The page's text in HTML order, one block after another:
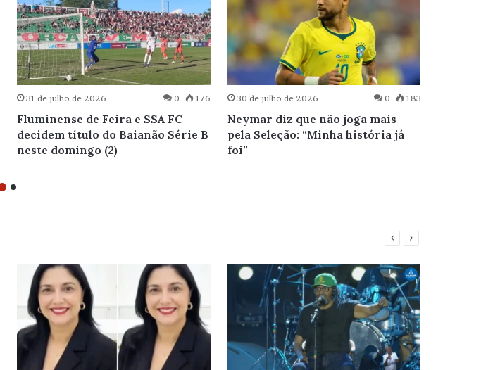
31 de julho de 2026 0 176
Fluminense de Feira e SSA FC
decidem título do Baianão Série B
neste domingo (2)
30 de julho de 2026 0 183
Neymar diz que não joga mais
pela Seleção: “Minha história já
foi”